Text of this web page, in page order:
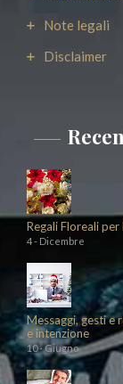
Note legali
Disclaimer
Regali Floreali
4 - Dicembre
Messaggi, gesti e
e intenzione
10 - Giugno